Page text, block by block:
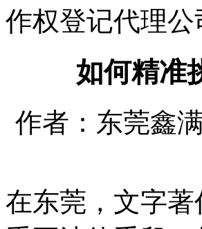
作权登记代理公
如何精准
作者：东莞鑫
在东莞，文字